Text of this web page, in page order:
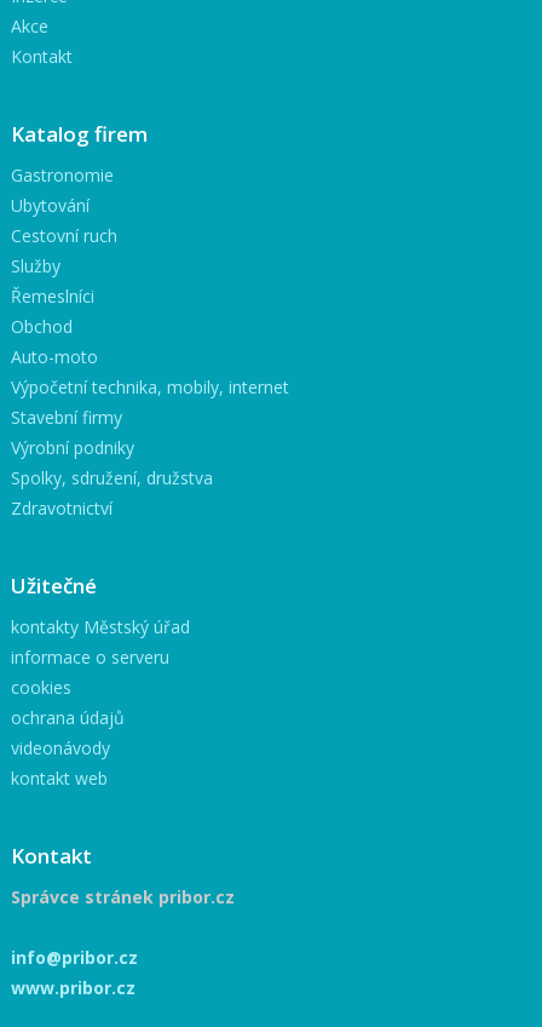
Akce
Kontakt
Katalog firem
Gastronomie
Ubytování
Cestovní ruch
Služby
Řemeslníci
Obchod
Auto-moto
Výpočetní technika, mobily, internet
Stavební firmy
Výrobní podniky
Spolky, sdružení, družstva
Zdravotnictví
Užitečné
kontakty Městský úřad
informace o serveru
cookies
ochrana údajů
videonávody
kontakt web
Kontakt
Správce stránek pribor.cz
info@pribor.cz
www.pribor.cz